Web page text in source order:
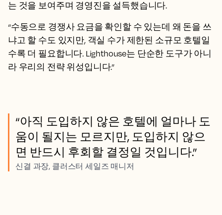
는 것을 보여주며 경영진을 설득했습니다.
“수동으로 경쟁사 요금을 확인할 수 있는데 왜 돈을 쓰
냐고 할 수도 있지만, 객실 수가 제한된 소규모 호텔일
수록 더 필요합니다. Lighthouse는 단순한 도구가 아니
라 우리의 전략 위성입니다.”
“아직 도입하지 않은 호텔에 얼마나 도
움이 될지는 모르지만, 도입하지 않으
면 반드시 후회할 결정일 것입니다.”
신결 과장, 클러스터 세일즈 매니저